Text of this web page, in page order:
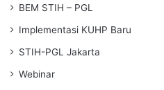
BEM STIH – PGL
Implementasi KUHP Baru
STIH-PGL Jakarta
Webinar